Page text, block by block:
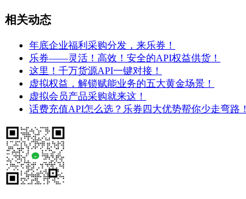
相关动态
年底企业福利采购分发，来乐券！
乐券——灵活！高效！安全的API权益供货！
这里！千万货源API一键对接！
虚拟权益，解锁赋能业务的五大黄金场景！
虚拟会员产品采购就来这！
话费充值API怎么选？乐券四大优势帮你少走弯路！